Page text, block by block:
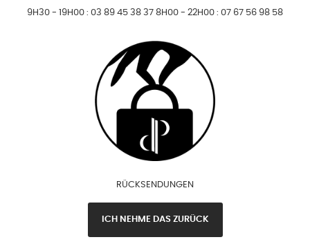
9H30 - 19H00 : 03 89 45 38 37 8H00 - 22H00 : 07 67 56 98 58
RÜCKSENDUNGEN
ICH NEHME DAS ZURÜCK